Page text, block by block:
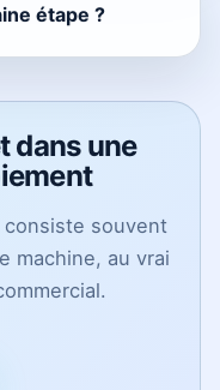
étape ?
dans une
consiste souvent
machine, au vrai